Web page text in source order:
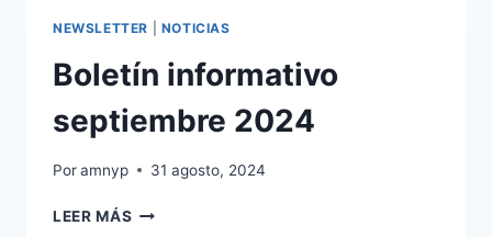
NEWSLETTER NOTICIAS
Boletín informativo
septiembre 2024
Poramnyp 31 agosto, 2024
LEER MÁS BOLETÍN